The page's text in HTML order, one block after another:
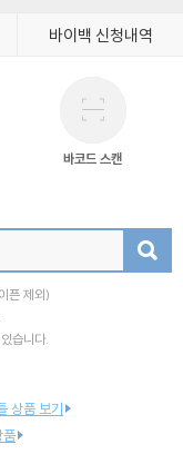
바이백 신청내역
바코드 스캔
픈 제외)
습니다.
상품 보기
품